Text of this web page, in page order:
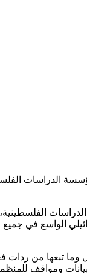
الدراسات
الواسع في
وما تبعها من ردات
ومواقف